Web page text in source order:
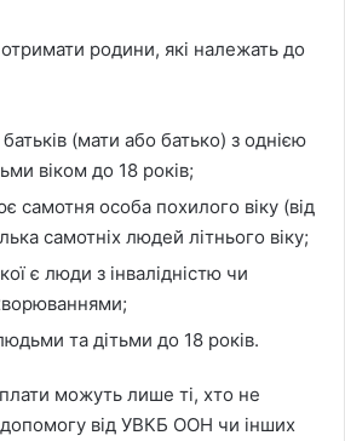
родини, які належать до
батьків (мати або батько) з однією
віком до 18 років;
самотня особа похилого віку (від
самотніх людей літнього віку;
є люди з інвалідністю чи
та дітьми до 18 років.
можуть лише ті, хто не
від УВКБ ООН чи інших